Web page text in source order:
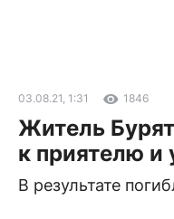
03.08.21, 1:31 1846
Житель
к приятелю и
В результате